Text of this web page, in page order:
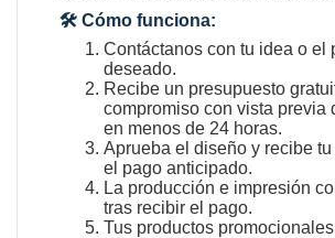
🛠️ Cómo funciona:
Contáctanos con tu idea o el
deseado.
Recibe un presupuesto
compromiso con vista previa
en menos de 24 horas.
Aprueba el diseño y recibe tu
el pago anticipado.
La producción e impresión
tras recibir el pago.
Tus productos